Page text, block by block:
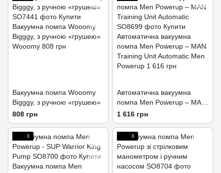
Вакуумна помпа Wooomy
Bigggy, з ручною «грушею»
808 грн
Автоматична вакуумна
помпа Men Powerup – MAN
Training Unit Automatic
1 616 грн
3 3